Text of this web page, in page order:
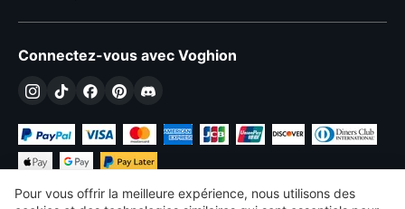
Connectez-vous avec Voghion
Pour vous offrir la meilleure expérience, nous utilisons des